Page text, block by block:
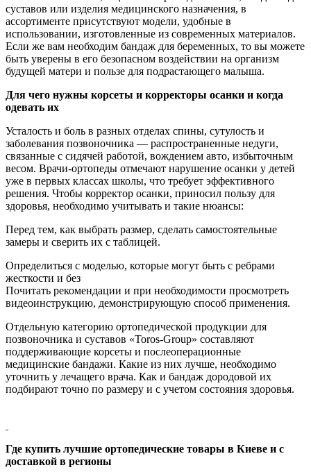
суставов или изделия медицинского назначения, в
ассортименте присутствуют модели, удобные в
использовании, изготовленные из современных материалов.
Если же вам необходим бандаж для беременных, то вы можете
быть уверены в его безопасном воздействии на организм
будущей матери и пользе для подрастающего малыша.
Для чего нужны корсеты и корректоры осанки и когда
одевать их
Усталость и боль в разных отделах спины, сутулость и
заболевания позвоночника — распространенные недуги,
связанные с сидячей работой, вождением авто, избыточным
весом. Врачи-ортопеды отмечают нарушение осанки у детей
уже в первых классах школы, что требует эффективного
решения. Чтобы корректор осанки, приносил пользу для
здоровья, необходимо учитывать и такие нюансы:
Перед тем, как выбрать размер, сделать самостоятельные
замеры и сверить их с таблицей.
Определиться с моделью, которые могут быть c ребрами
жесткости и без
Почитать рекомендации и при необходимости просмотреть
видеоинструкцию, демонстрирующую способ применения.
Отдельную категорию ортопедической продукции для
позвоночника и суставов «Toros-Group» составляют
поддерживающие корсеты и послеоперационные
медицинские бандажи. Какие из них лучше, необходимо
уточнить у лечащего врача. Как и бандаж дородовой их
подбирают точно по размеру и с учетом состояния здоровья.
Где купить лучшие ортопедические товары в Киеве и с
доставкой в регионы